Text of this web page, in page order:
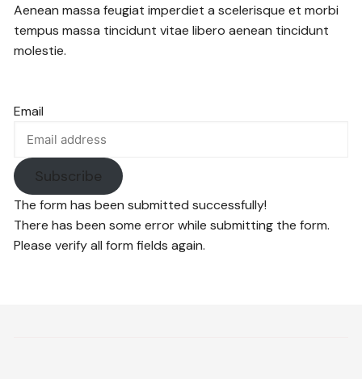
Aenean massa feugiat imperdiet a scelerisque et morbi
tempus massa tincidunt vitae libero aenean tincidunt
molestie.
Email
Subscribe
The form has been submitted successfully!
There has been some error while submitting the form.
Please verify all form fields again.